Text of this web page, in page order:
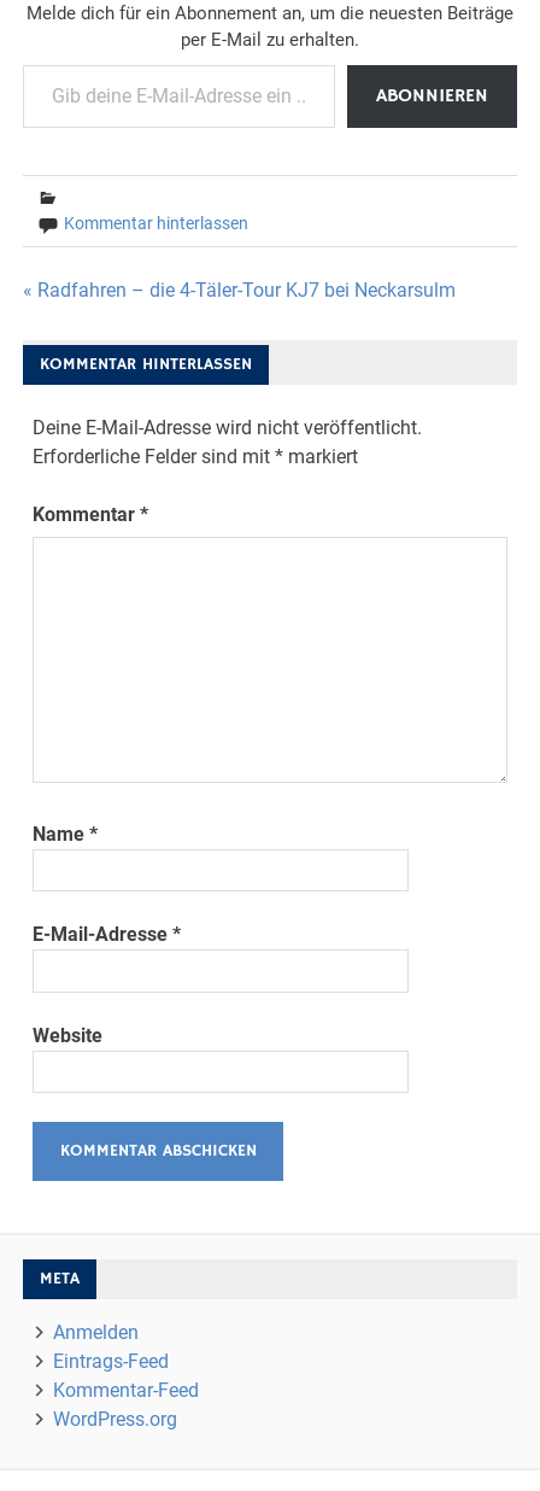
Melde dich für ein Abonnement an, um die neuesten Beiträge
per E-Mail zu erhalten.
Gib deine E-Mail-Adresse ein ...
ABONNIEREN
Kommentar hinterlassen
Beitragsnavigation
« Radfahren – die 4-Täler-Tour KJ7 bei Neckarsulm
KOMMENTAR HINTERLASSEN
Deine E-Mail-Adresse wird nicht veröffentlicht.
Erforderliche Felder sind mit* markiert
Kommentar*
Name*
E-Mail-Adresse*
Website
META
Anmelden
Eintrags-Feed
Kommentar-Feed
WordPress.org